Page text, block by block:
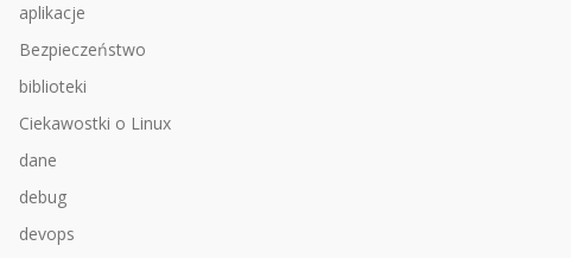
aplikacje
Bezpieczeństwo
biblioteki
Ciekawostki o Linux
dane
debug
devops